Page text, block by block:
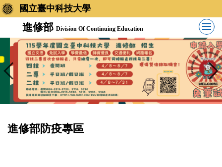
跳
到
容
區
國立臺中科技大學
進修部 Division Of Continuing Education
進修部防疫專區